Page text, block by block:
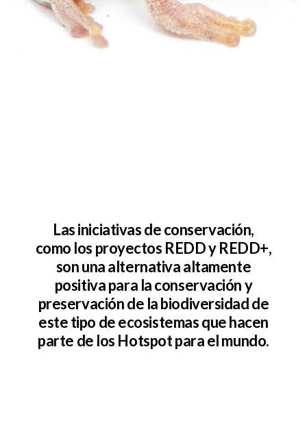
Las iniciativas de conservación,
como los proyectos REDD y REDD+,
son una alternativa altamente
positiva para la conservación y
preservación de la biodiversidad de
este tipo de ecosistemas que hacen
parte de los Hotspot para el mundo.